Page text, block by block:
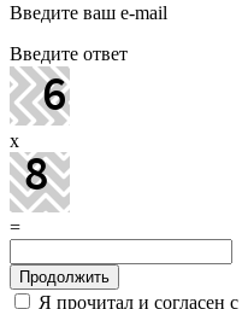
Введите ваш e-mail
Введите ответ
x
=
Я прочитал и согласен с